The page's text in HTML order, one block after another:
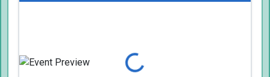
Φόρτωση...